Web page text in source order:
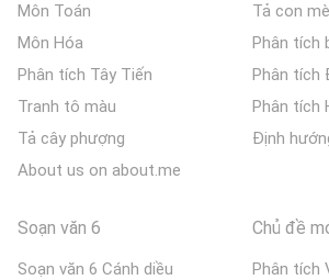
Môn Toán
Môn Hóa
Phân tích Tây Tiến
Tranh tô màu
Tả cây phượng
About us on about.me
Tả con
Phân tích
Phân tích
Phân tích
Định
Soạn văn 6
Soạn văn 6 Cánh diều
Chủ đề
Phân tích